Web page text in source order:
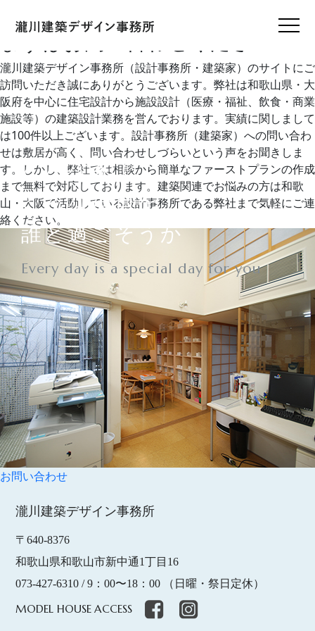
どんな家で
どんな毎日を
誰と過ごそうか
Every day is a special day for you
まずはお問い合わせください
瀧川建築デザイン事務所（設計事務所・建築家）のサイトにご
訪問いただき誠にありがとうございます。弊社は和歌山県・大
阪府を中心に住宅設計から施設設計（医療・福祉、飲食・商業
施設等）の建築設計業務を営んでおります。実績に関しまして
は100件以上ございます。設計事務所（建築家）への問い合わ
せは敷居が高く、問い合わせしづらいという声をお聞きしま
す。しかし、弊社では相談から簡単なファーストプランの作成
まで無料で対応しております。建築関連でお悩みの方は和歌
山・大阪で活動している設計事務所である弊社まで気軽にご連
絡ください。
お問い合わせ
瀧川建築デザイン事務所
〒640-8376
和歌山県和歌山市新中通1丁目16
073-427-6310/ 9：00〜18：00 （日曜・祭日定休）
MODEL HOUSE ACCESS
HOME ホーム
CONCEPT 私たちのこと
WORKS 設計実績
VOICE お客様の声
FEATURE 私たちの家づくり
FLOW 家づくりの流れ
NEWS お知らせ
MODEL HOUSE モデルハウスのご案内
CONTACT お問合せ
瀧川建築デザイン事務所